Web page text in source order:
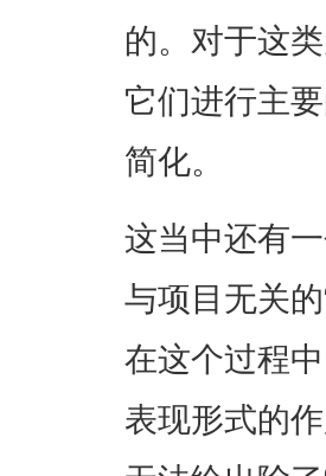
的。对于这
它们进行主
简化。
这当中还有
与项目无关
在这个过程
表现形式的